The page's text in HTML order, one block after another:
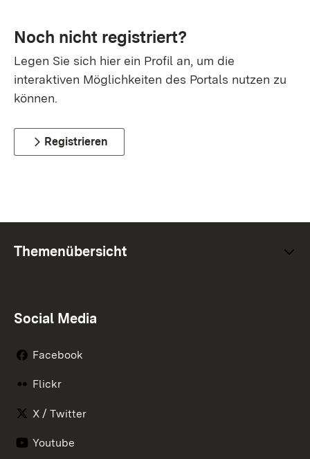
Noch nicht registriert?
Legen Sie sich hier ein Profil an, um die
interaktiven Möglichkeiten des Portals nutzen zu
können.
Registrieren
Themenübersicht
Social Media
Facebook
Flickr
X / Twitter
Youtube